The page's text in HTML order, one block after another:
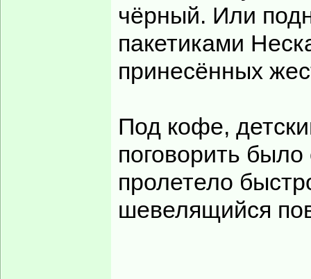
чёрный. Или
пакетиками
принесённых
Под кофе,
поговорить
пролетело
шевелящийся